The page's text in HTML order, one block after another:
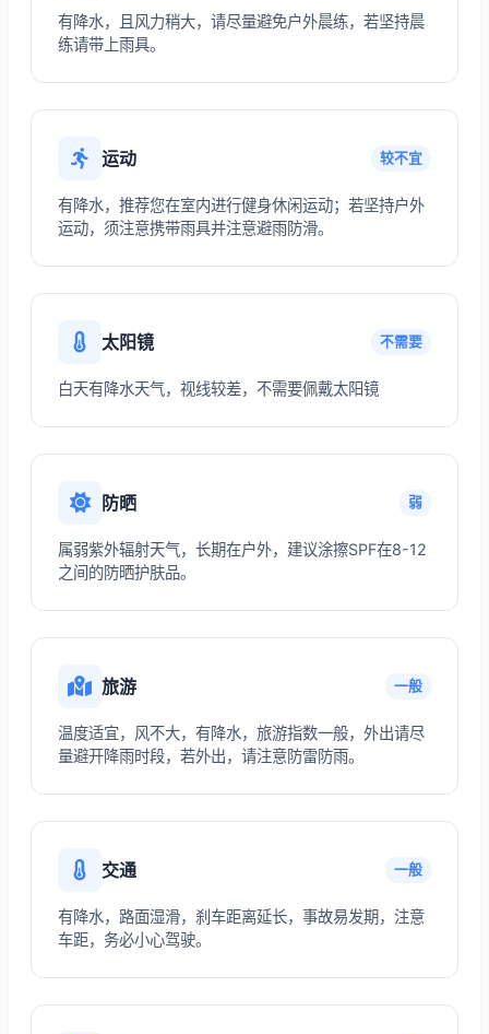
有降水，且风力稍大，请尽量避免户外晨练，若坚持晨
练请带上雨具。
运动 较不宜
有降水，推荐您在室内进行健身休闲运动；若坚持户外
运动，须注意携带雨具并注意避雨防滑。
太阳镜 不需要
白天有降水天气，视线较差，不需要佩戴太阳镜
防晒 弱
属弱紫外辐射天气，长期在户外，建议涂擦SPF在8-12
之间的防晒护肤品。
旅游 一般
温度适宜，风不大，有降水，旅游指数一般，外出请尽
量避开降雨时段，若外出，请注意防雷防雨。
交通 一般
有降水，路面湿滑，刹车距离延长，事故易发期，注意
车距，务必小心驾驶。